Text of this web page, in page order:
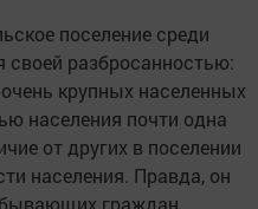
поселение среди
своей разбросанностью:
крупных населенных
населения почти одна
от других в поселении
населения. Правда, он
граждан,